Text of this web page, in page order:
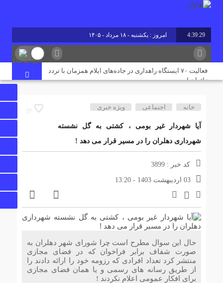
4:39:29 امروز : یکشنبه - ۱۸ مرداد - ۱۴۰۵
فعالیت ۷۰ ایستگاه راهداری در جاده‌های ایلام همزمان با تردد
زائران اربعین
پروژه آبرسانی به پایانه مرزی چیلات دهلران با حضور قائم‌مقام
۱۴۰۵/ جزئیات حوزه‌های برگزاری اعلام شد
پایدار بهره‌مند شدند
پروژه آبرسانی ۱۷ کیلومتری خط انتقال به پایانه مرزی چیلات
ایمن‌سازی محورهای منتهی به مرز مهران با اجرای عملیات
خط‌کشی در آستانه اربعین حسینی
37
خانه اجتماعی ویژه خبری
آیا شهردار غیر بومی ، کشتی به گل نشسته
شهرداری دهلران را در مسیر قرار می دهد !
کد خبر : 3899
03 اردیبهشت 1403 - 13:20
حال این سوال مطرح است چرا شورای شهر دهلران به
صورت شفاف برابر فراخوان که در فضای مجازی
منتشر کرد تعداد افرادی که رزومه خود را ارائه دادند را
از طریق رسانه های رسمی و یا همان فضای مجازی
برای افکار عمومی اعلام نکردند !